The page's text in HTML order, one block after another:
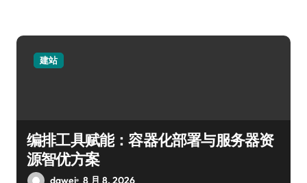
建站
编排工具赋能：容器化部署与服务器资
源智优方案
dawei 8 月 8, 2026